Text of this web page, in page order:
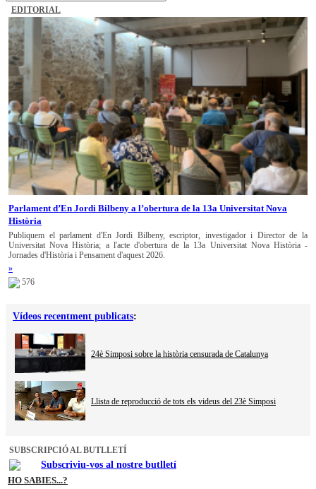
EDITORIAL
Parlament d’En Jordi Bilbeny a l’obertura de la 13a Universitat Nova
Història
Publiquem el parlament d'En Jordi Bilbeny, escriptor, investigador i Director de la
Universitat Nova Història; a l'acte d'obertura de la 13a Universitat Nova Història -
Jornades d'Història i Pensament d'aquest 2026.
»
576
Vídeos recentment publicats:
24è Simposi sobre la història censurada de Catalunya
Llista de reproducció de tots els videus del 23è Simposi
SUBSCRIPCIÓ AL BUTLLETÍ
Subscriviu-vos al nostre butlletí
HO SABIES...?